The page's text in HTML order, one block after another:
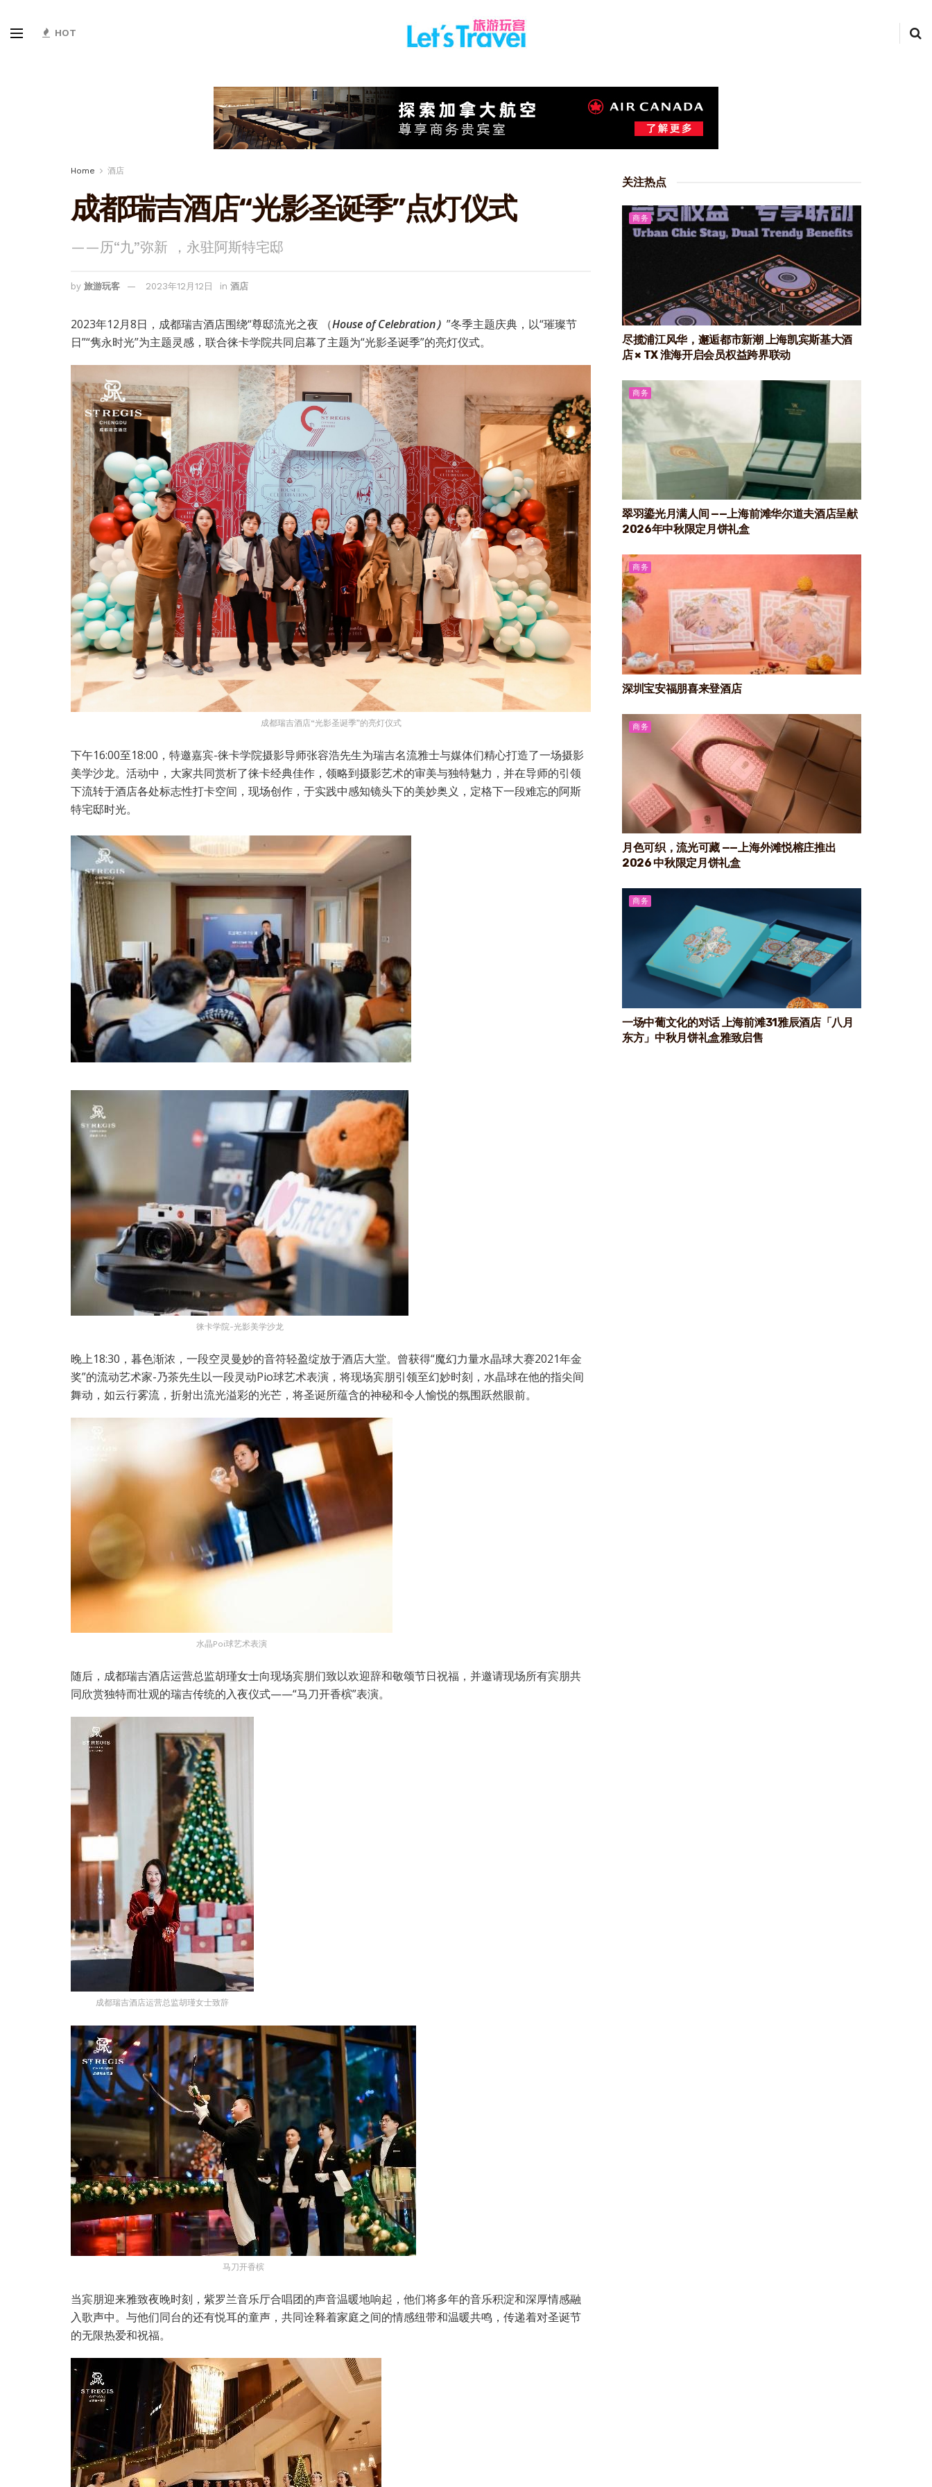
HOT
Home 酒店
成都瑞吉酒店“光影圣诞季”点灯仪式
——历“九”弥新 ，永驻阿斯特宅邸
by 旅游玩客 2023年12月12日 in 酒店
2023年12月8日，成都瑞吉酒店围绕“尊邸流光之夜 （House of Celebration） ”冬季主题庆典，以“璀璨节
日”“隽永时光”为主题灵感，联合徕卡学院共同启幕了主题为“光影圣诞季”的亮灯仪式。
成都瑞吉酒店“光影圣诞季”的亮灯仪式
下午16:00至18:00，特邀嘉宾-徕卡学院摄影导师张容浩先生为瑞吉名流雅士与媒体们精心打造了一场摄影
美学沙龙。活动中，大家共同赏析了徕卡经典佳作，领略到摄影艺术的审美与独特魅力，并在导师的引领
下流转于酒店各处标志性打卡空间，现场创作，于实践中感知镜头下的美妙奥义，定格下一段难忘的阿斯
特宅邸时光。
徕卡学院-光影美学沙龙
晚上18:30，暮色渐浓，一段空灵曼妙的音符轻盈绽放于酒店大堂。曾获得“魔幻力量水晶球大赛2021年金
奖”的流动艺术家-乃茶先生以一段灵动Pio球艺术表演，将现场宾朋引领至幻妙时刻，水晶球在他的指尖间
舞动，如云行雾流，折射出流光溢彩的光芒，将圣诞所蕴含的神秘和令人愉悦的氛围跃然眼前。
水晶Poi球艺术表演
随后，成都瑞吉酒店运营总监胡瑾女士向现场宾朋们致以欢迎辞和敬颂节日祝福，并邀请现场所有宾朋共
同欣赏独特而壮观的瑞吉传统的入夜仪式——“马刀开香槟”表演。
成都瑞吉酒店运营总监胡瑾女士致辞
马刀开香槟
当宾朋迎来雅致夜晚时刻，紫罗兰音乐厅合唱团的声音温暖地响起，他们将多年的音乐积淀和深厚情感融
入歌声中。与他们同台的还有悦耳的童声，共同诠释着家庭之间的情感纽带和温暖共鸣，传递着对圣诞节
的无限热爱和祝福。
关注热点
商务
尽揽浦江风华，邂逅都市新潮 上海凯宾斯基大酒
店 × TX 淮海开启会员权益跨界联动
商务
翠羽鎏光月满人间 ——上海前滩华尔道夫酒店呈献
2026年中秋限定月饼礼盒
商务
深圳宝安福朋喜来登酒店
商务
月色可织，流光可藏 ——上海外滩悦榕庄推出
2026 中秋限定月饼礼盒
商务
一场中葡文化的对话 上海前滩31雅辰酒店「八月
东方」中秋月饼礼盒雅致启售